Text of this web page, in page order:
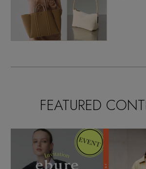
FEATURED